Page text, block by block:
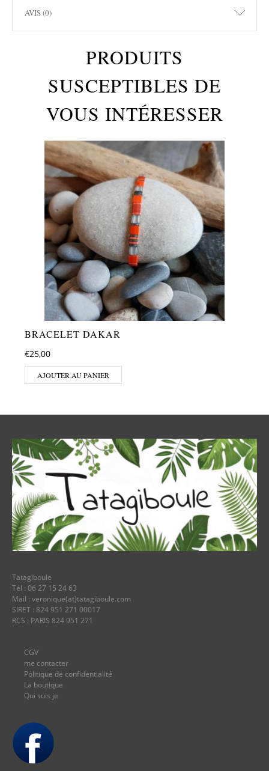
AVIS (0)
PRODUITS
SUSCEPTIBLES DE
VOUS INTÉRESSER
BRACELET DAKAR
€25,00
AJOUTER AU PANIER
Tatagiboule
Tél : 06 27 15 24 63
Mail : veronique(at)tatagiboule.com
SIRET : 824 951 271 00017
RCS : PARIS 824 951 271
CGV
me contacter
Politique de confidentialité
La boutique
Qui suis je